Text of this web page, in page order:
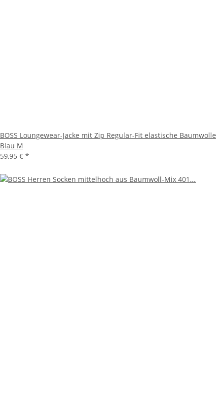
BOSS Loungewear-Jacke mit Zip Regular-Fit elastische Baumwolle
Blau M
59,95 € *